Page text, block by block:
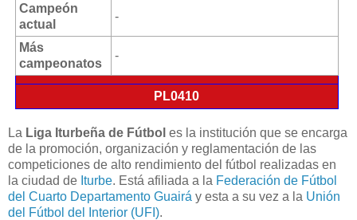
Campeón
actual
-
Más
campeonatos
-
PL0410
La Liga Iturbeña de Fútbol es la institución que se encarga
de la promoción, organización y reglamentación de las
competiciones de alto rendimiento del fútbol realizadas en
la ciudad de Iturbe. Está afiliada a la Federación de Fútbol
del Cuarto Departamento Guairá y esta a su vez a la Unión
del Fútbol del Interior (UFI).